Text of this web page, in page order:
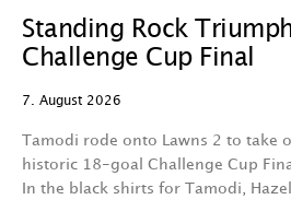
Standing Rock
Challenge Cup Final
7. August 2026
Tamodi rode onto Lawns 2 to take
historic 18-goal Challenge Cup
In the black shirts for Tamodi,